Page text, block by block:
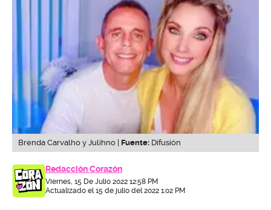
Brenda Carvalho y Julihno | Fuente: Difusión
Redacción Corazón
Viernes, 15 De Julio 2022 12:58 PM
Actualizado el 15 de julio del 2022 1:02 PM